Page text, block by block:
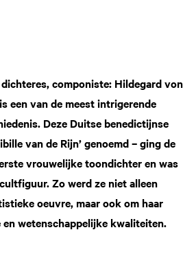
componiste: Hildegard von
een van de meest intrigerende
Deze Duitse benedictijnse
van de Rijn’ genoemd – ging de
vrouwelijke toondichter en was
Zo werd ze niet alleen
oeuvre, maar ook om haar
wetenschappelijke kwaliteiten.